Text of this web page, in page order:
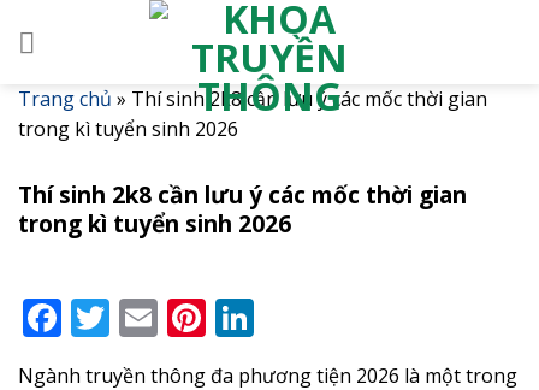
Trang chủ » Thí sinh 2k8 cần lưu ý các mốc thời gian
trong kì tuyển sinh 2026
Thí sinh 2k8 cần lưu ý các mốc thời gian
trong kì tuyển sinh 2026
Facebook
Twitter
EmailPinterest
Ngành truyền thông đa phương tiện 2026 là một trong